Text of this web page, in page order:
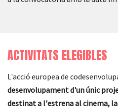
ACTIVITATS ELEGIBLES
L'acció europea de
desenvolupament d'un únic
destinat a l'estrena al cinema,